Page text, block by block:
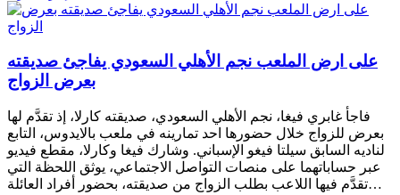
على ارض الملعب نجم الأهلي السعودي يفاجئ صديقته
بعرض الزواج
فاجأ غابري فيغا، نجم الأهلي السعودي، صديقته كارلا، إذ تقدَّم لها
بعرض للزواج خلال حضورها احد تمارينه في ملعب بالايدوس، التابع
لناديه السابق سيلتا فيغو الإسباني. وشارك فيغا وكارلا، مقطع فيديو
عبر حساباتهما على منصات التواصل الاجتماعي، يوثق اللحظة التي
تقدَّم فيها اللاعب بطلب الزواج من صديقته، بحضور أفراد العائلة…